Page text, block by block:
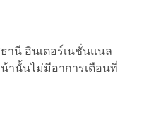
านี อินเตอร์เนชั่นแนล
านั้นไม่มีอาการเตือนที่